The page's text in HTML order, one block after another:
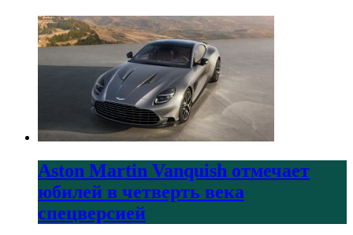
Aston Martin Vanquish отмечает
юбилей в четверть века
спецверсией